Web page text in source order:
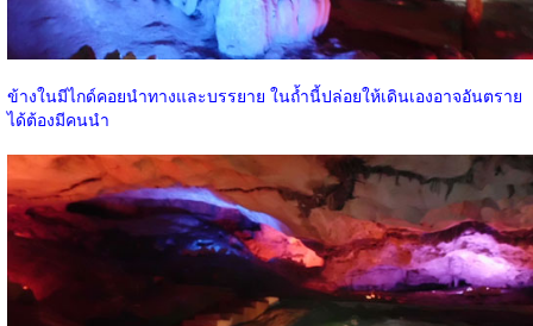
ข้างในมีไกด์คอยนำทางและบรรยาย ในถ้ำนี้ปล่อยให้เดินเองอาจอันตราย
ได้ต้องมีคนนำ